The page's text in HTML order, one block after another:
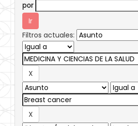
por
Filtros actuales: